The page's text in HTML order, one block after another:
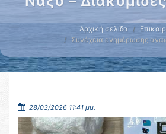
Αρχική σελίδα
Συνέχεια ενημέρωσης
28/03/2026 11:41 μμ.